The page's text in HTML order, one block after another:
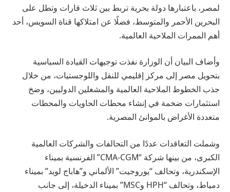
لمصر، باعتبارها دولة بحرية تربط بين ثلاث قارات وتطل على
البحرين الأحمر والمتوسط، فضلًا عن امتلاكها قناة السويس، أحد
أهم الممرات الملاحية العالمية.
وأضاف البيان أن الوزارة نفذت توجيهات القيادة السياسية
بتحويل مصر إلى مركز إقليمي للنقل واللوجستيات، من خلال
جذب الخطوط الملاحية العالمية والمشغلين الدوليين، وضخ
استثمارات ضخمة في إنشاء محطات الحاويات والمحطات
متعددة الأغراض بالموانئ المصرية.
وشملت التعاقدات عددًا من التحالفات والشركات العالمية
الكبرى، من بينها شركة “CMA-CGM” الفرنسية بميناء
الإسكندرية، وتحالف “يوروجيت” الألماني و”هاباج لويد” بميناء
دمياط، وتحالف “HPH وMSC” بميناء الدخيلة، إلى جانب